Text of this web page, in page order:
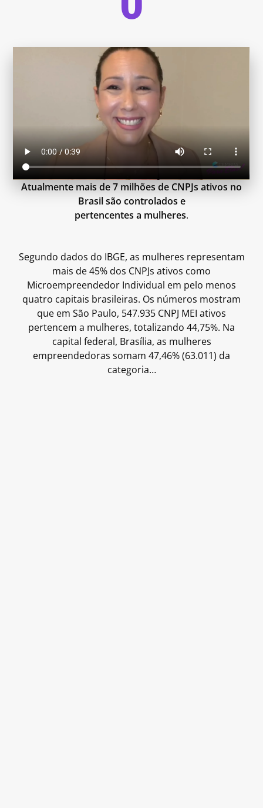
Atualmente mais de 7 milhões de CNPJs ativos no
Brasil são controlados e
pertencentes a mulheres.
Segundo dados do IBGE, as mulheres representam
mais de 45% dos CNPJs ativos como
Microempreendedor Individual em pelo menos
quatro capitais brasileiras. Os números mostram
que em São Paulo, 547.935 CNPJ MEI ativos
pertencem a mulheres, totalizando 44,75%. Na
capital federal, Brasília, as mulheres
empreendedoras somam 47,46% (63.011) da
categoria…